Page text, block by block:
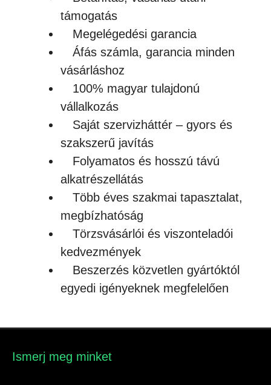
támogatás
Megelégedési garancia
Áfás számla, garancia minden
vásárláshoz
100% magyar tulajdonú
vállalkozás
Saját szervizháttér – gyors és
szakszerű javítás
Folyamatos és hosszú távú
alkatrészellátás
Több éves szakmai tapasztalat,
megbízhatóság
Törzsvásárlói és viszonteladói
kedvezmények
Beszerzés közvetlen gyártóktól
egyedi igényeknek megfelelően
Ismerj meg minket​